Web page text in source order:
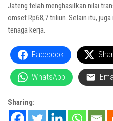
Jateng telah menghasilkan nilai
omset Rp68,7 triliun. Selain itu,
tenaga kerja.
Facebook
WhatsApp
Sharing: